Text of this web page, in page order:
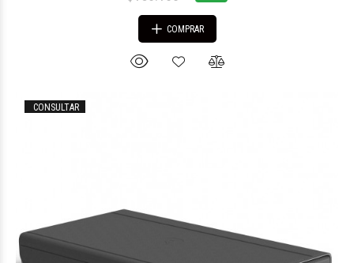
COMPRAR
CONSULTAR